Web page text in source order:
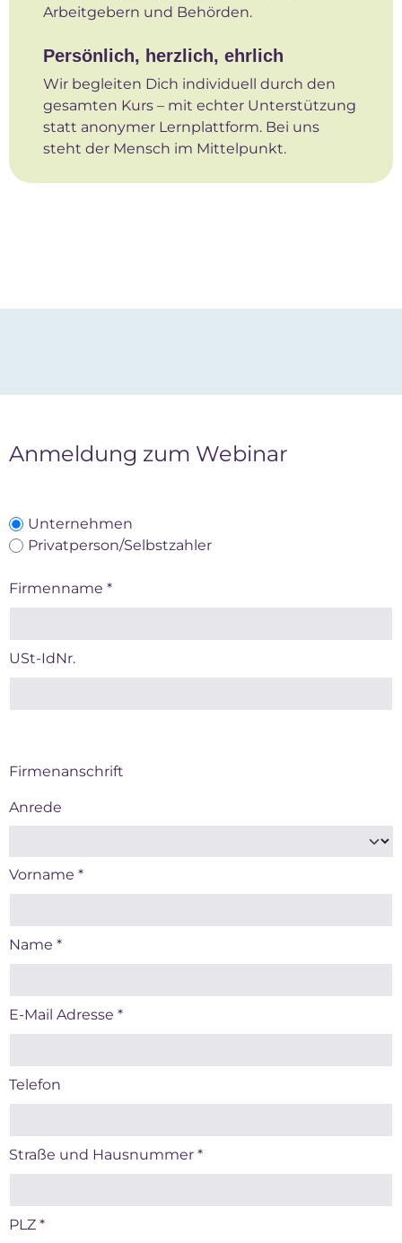
Arbeitgebern und Behörden.
Persönlich, herzlich, ehrlich
Wir begleiten Dich individuell durch den
gesamten Kurs – mit echter Unterstützung
statt anonymer Lernplattform. Bei uns
steht der Mensch im Mittelpunkt.
Anmeldung zum Webinar
Unternehmen
Privatperson/Selbstzahler
Firmenname *
USt-IdNr.
Firmenanschrift
Anrede
Vorname *
Name *
E-Mail Adresse *
Telefon
Straße und Hausnummer *
PLZ *